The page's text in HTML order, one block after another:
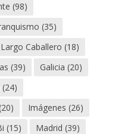
(98)
(35)
Caballero (18)
(39) Galicia (20)
(24)
Imágenes (26)
(15) Madrid (39)